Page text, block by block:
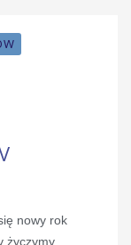
nowy rok
życzymy